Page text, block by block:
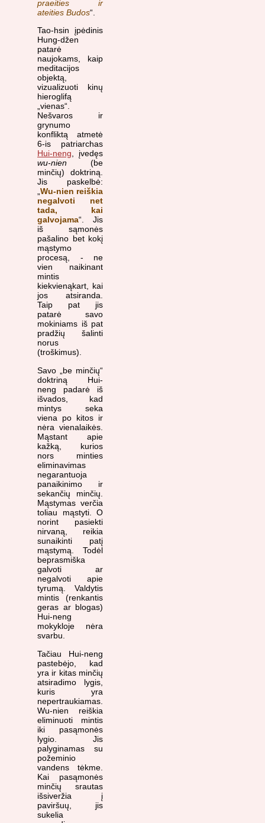
praeities ir
ateities Budos“.
Tao-hsin įpėdinis
Hung-džen
patarė
naujokams, kaip
meditacijos
objektą,
vizualizuoti kinų
hieroglifą
„vienas“.
Nešvaros ir
grynumo
konfliktą atmetė
6-is patriarchas
Hui-neng, įvedęs
wu-nien (be
minčių) doktriną.
Jis paskelbė:
„Wu-nien reiškia
negalvoti net
tada, kai
galvojama“. Jis
iš sąmonės
pašalino bet kokį
mąstymo
procesą, - ne
vien naikinant
mintis
kiekvienąkart, kai
jos atsiranda.
Taip pat jis
patarė savo
mokiniams iš pat
pradžių šalinti
norus
(troškimus).
Savo „be minčių“
doktriną Hui-
neng padarė iš
išvados, kad
mintys seka
viena po kitos ir
nėra vienalaikės.
Mąstant apie
kažką, kurios
nors minties
eliminavimas
negarantuoja
panaikinimo ir
sekančių minčių.
Mąstymas verčia
toliau mąstyti. O
norint pasiekti
nirvaną, reikia
sunaikinti patį
mąstymą. Todėl
beprasmiška
galvoti ar
negalvoti apie
tyrumą. Valdytis
mintis (renkantis
geras ar blogas)
Hui-neng
mokykloje nėra
svarbu.
Tačiau Hui-neng
pastebėjo, kad
yra ir kitas minčių
atsiradimo lygis,
kuris yra
nepertraukiamas.
Wu-nien reiškia
eliminuoti mintis
iki pasąmonės
lygio. Jis
palyginamas su
požeminio
vandens tėkme.
Kai pasąmonės
minčių srautas
išsiveržia į
paviršuų, jis
sukelia